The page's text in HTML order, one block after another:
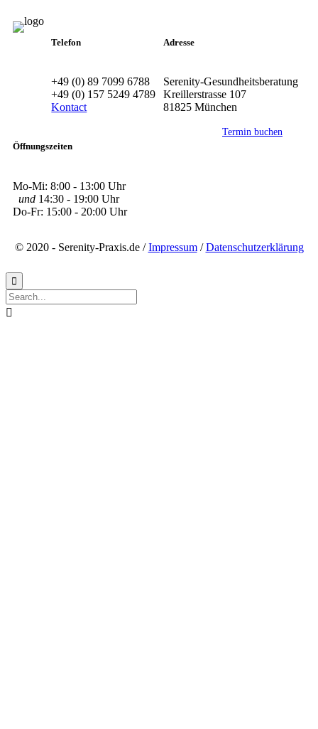
Telefon
+49 (0) 89 7099 6788
+49 (0) 157 5249 4789
Kontact
Adresse
Serenity-Gesundheitsberatung
Kreillerstrasse 107
81825 München
Öffnungszeiten
Mo-Mi: 8:00 - 13:00 Uhr
und 14:30 - 19:00 Uhr
Do-Fr: 15:00 - 20:00 Uhr
Termin buchen
© 2020 - Serenity-Praxis.de /Impressum/Datenschutzerklärung

